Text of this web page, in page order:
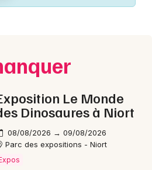
Le Monde
Dinosaures à Niort
08/08/2026 → 09/08/2026
Parc des expositions - Niort